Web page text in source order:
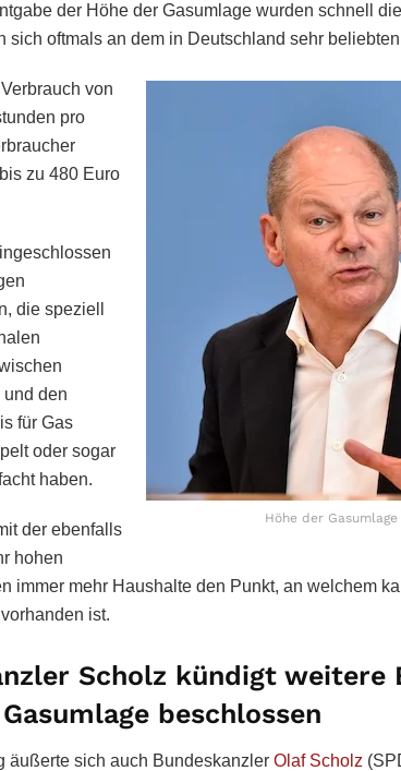
der Höhe der Gasumlage wurden schnell
sich oftmals an dem in Deutschland sehr
Höhe der
von
pro
zu 480 Euro
die speziell
den
für Gas
oder sogar
haben.
der ebenfalls
hohen
immer mehr Haushalte den Punkt, an welchem
ist.
Scholz kündigt weitere
beschlossen
äußerte sich auch Bundeskanzler Olaf Scholz